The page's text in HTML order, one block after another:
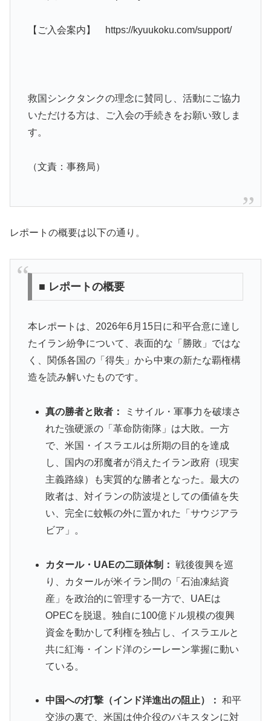
【ご入会案内】 https://kyuukoku.com/support/
救国シンクタンクの理念に賛同し、活動にご協力
いただける方は、ご入会の手続きをお願い致しま
す。
（文責：事務局）
レポートの概要は以下の通り。
■ レポートの概要
本レポートは、2026年6月15日に和平合意に達し
たイラン紛争について、表面的な「勝敗」ではな
く、関係各国の「得失」から中東の新たな覇権構
造を読み解いたものです。
真の勝者と敗者：
ミサイル・軍事力を破壊さ
れた強硬派の「革命防衛隊」は大敗。一方
で、米国・イスラエルは所期の目的を達成
し、国内の邪魔者が消えたイラン政府（現実
主義路線）も実質的な勝者となった。最大の
敗者は、対イランの防波堤としての価値を失
い、完全に蚊帳の外に置かれた「サウジアラ
ビア」。
カタール・UAEの二頭体制： 戦後復興を巡
り、カタールが米イラン間の「石油凍結資
産」を政治的に管理する一方で、UAEは
OPECを脱退。独自に100億ドル規模の復興
資金を動かして利権を独占し、イスラエルと
共に紅海・インド洋のシーレーン掌握に動い
ている。
中国への打撃（インド洋進出の阻止）： 和平
交渉の裏で、米国は仲介役のパキスタンに対